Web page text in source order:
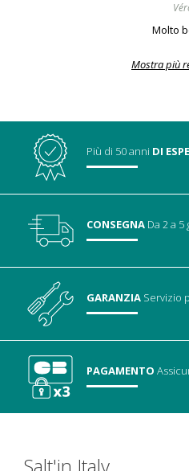
Molto
Mostra più
Più di 50 anni DI
CONSEGNA Da 2 a
GARANZIA Servizio
PAGAMENTO